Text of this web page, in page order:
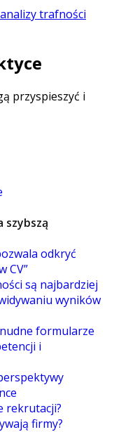
trafności
przyspieszyć i
szybszą
odkryć
CV”
są najbardziej
wyników
formularze
i
rekrutacji?
firmy?